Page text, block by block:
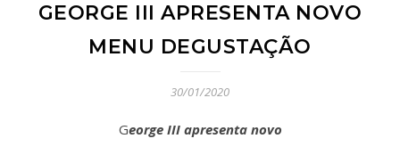
GEORGE III APRESENTA NOVO
MENU DEGUSTAÇÃO
30/01/2020
George III apresenta novo